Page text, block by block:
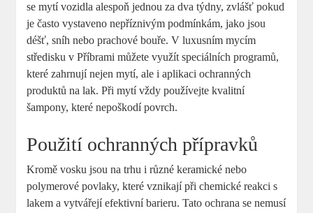
se mytí vozidla alespoň jednou za dva týdny, zvlášť pokud
je často vystaveno nepříznivým podmínkám, jako jsou
déšť, sníh nebo prachové bouře. V luxusním mycím
středisku v Příbrami můžete využít speciálních programů,
které zahrnují nejen mytí, ale i aplikaci ochranných
produktů na lak. Při mytí vždy používejte kvalitní
šampony, které nepoškodí povrch.
Použití ochranných přípravků
Kromě vosku jsou na trhu i různé keramické nebo
polymerové povlaky, které vznikají při chemické reakci s
lakem a vytvářejí efektivní barieru. Tato ochrana se nemusí